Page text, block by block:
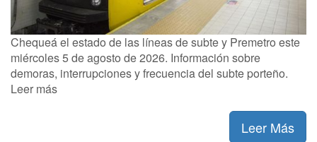
Chequeá el estado de las líneas de subte y Premetro este
miércoles 5 de agosto de 2026. Información sobre
demoras, interrupciones y frecuencia del subte porteño.
Leer más
Leer Más